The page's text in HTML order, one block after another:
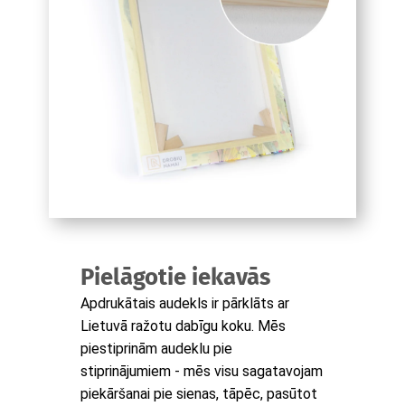
Pielāgotie iekavās
Apdrukātais audekls ir pārklāts ar
Lietuvā ražotu dabīgu koku. Mēs
piestiprinām audeklu pie
stiprinājumiem - mēs visu sagatavojam
piekāršanai pie sienas, tāpēc, pasūtot